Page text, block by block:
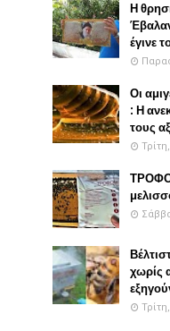
Η
έγινε
Οι
: Η
τους
χωρίς